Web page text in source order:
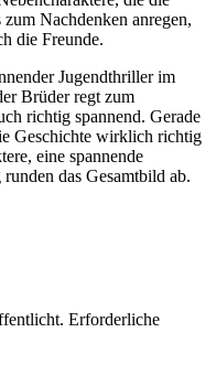
Nachdenken anregen,
die Freunde.
Jugendthriller im
Brüder regt zum
richtig spannend. Gerade
Geschichte wirklich richtig
eine spannende
das Gesamtbild ab.
Erforderliche